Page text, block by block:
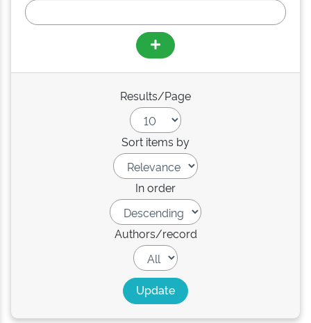
Results/Page
Sort items by
In order
Authors/record